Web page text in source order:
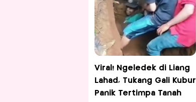
Viral! Ngeledek di Liang
Lahad, Tukang Gali Kubur
Panik Tertimpa Tanah